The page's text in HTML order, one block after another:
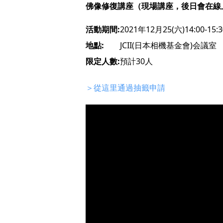
佛像修復講座（現場講座，後日會在
活動期間:2021年12月25(六)14:00-
地點:
JCII(日本相機基金會)会議室
限定人數:預計30人
＞從這里通過抽籤申請